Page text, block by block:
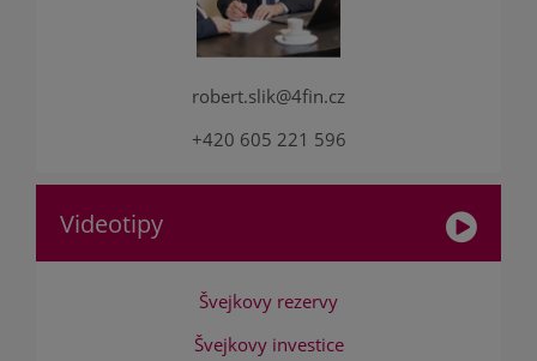
robert.slik@4fin.cz
+420 605 221 596
Videotipy
Švejkovy rezervy
Švejkovy investice